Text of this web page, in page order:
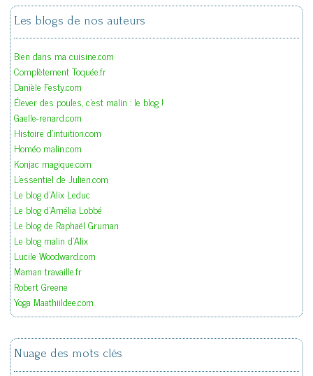
Les blogs de nos auteurs
Bien dans ma cuisine.com
Complètement Toquée.fr
Danièle Festy.com
Élever des poules, c'est malin : le blog !
Gaelle-renard.com
Histoire d'intuition.com
Homéo malin.com
Konjac magique.com
L'essentiel de Julien.com
Le blog d'Alix Leduc
Le blog d'Amélia Lobbé
Le blog de Raphaël Gruman
Le blog malin d'Alix
Lucile Woodward.com
Maman travaille.fr
Robert Greene
Yoga Maathiildee.com
Nuage des mots clés